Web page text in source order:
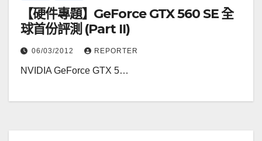
【硬件專題】GeForce GTX 560 SE 全
球首份評測 (Part II)
06/03/2012 REPORTER
NVIDIA GeForce GTX 5…